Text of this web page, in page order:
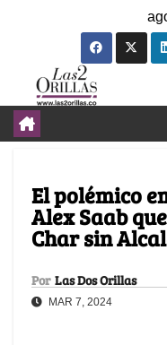
El polémico
Alex Saab
Char sin
Por Las Dos Orillas
MAR 7, 2024